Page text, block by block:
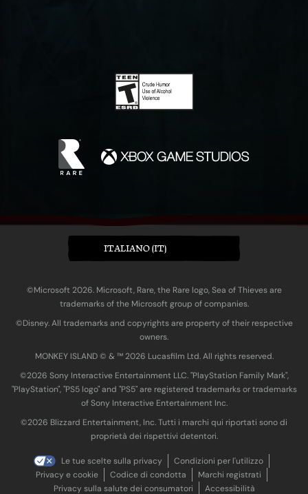
ITALIANO (IT)
©Microsoft 2026. Microsoft, Rare, the Rare logo, Sea of Thieves are
trademarks of the Microsoft group of companies.
©Disney. All trademarks and copyrights are property of their respective
owners.
MONKEY ISLAND © & ™ 20‍26 Lucasfilm Ltd. All rights reserved.
©2026 Sony Interactive Entertainment LLC. "PlayStation Family Mark",
"PlayStation", "PS5 logo" and "PS5" are registered trademarks or trademarks
of Sony Interactive Entertainment Inc.
©2026 Blizzard Entertainment, Inc. Tutti i marchi qui riportati sono di
proprietà dei rispettivi detentori.
Le tue scelte sulla privacy
Condizioni per l'utilizzo
Privacy e cookie
Codice di condotta
Marchi registrati
Privacy sulla salute dei consumatori
Accessibilità